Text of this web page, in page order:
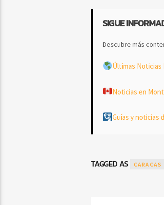
SIGUE
Descubre más
Últimas
Noticias en
Guías y noticias
TAGGED AS CARACAS